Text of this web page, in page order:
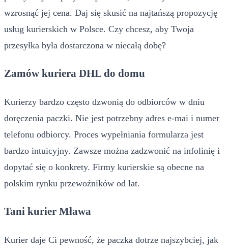
wzrosnąć jej cena. Daj się skusić na najtańszą propozycję
usług kurierskich w Polsce. Czy chcesz, aby Twoja
przesyłka była dostarczona w niecałą dobę?
Zamów kuriera DHL do domu
Kurierzy bardzo często dzwonią do odbiorców w dniu
doręczenia paczki. Nie jest potrzebny adres e-mai i numer
telefonu odbiorcy. Proces wypełniania formularza jest
bardzo intuicyjny. Zawsze można zadzwonić na infolinię i
dopytać się o konkrety. Firmy kurierskie są obecne na
polskim rynku przewoźników od lat.
Tani kurier Mława
Kurier daje Ci pewność, że paczka dotrze najszybciej, jak